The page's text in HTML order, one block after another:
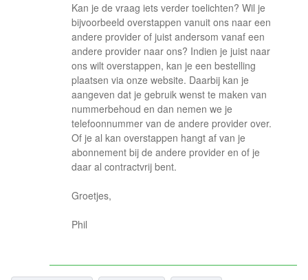
Kan je de vraag iets verder toelichten? Wil je
bijvoorbeeld overstappen vanuit ons naar een
andere provider of juist andersom vanaf een
andere provider naar ons? Indien je juist naar
ons wilt overstappen, kan je een bestelling
plaatsen via onze website. Daarbij kan je
aangeven dat je gebruik wenst te maken van
nummerbehoud en dan nemen we je
telefoonnummer van de andere provider over.
Of je al kan overstappen hangt af van je
abonnement bij de andere provider en of je
daar al contractvrij bent.
Groetjes,
Phil